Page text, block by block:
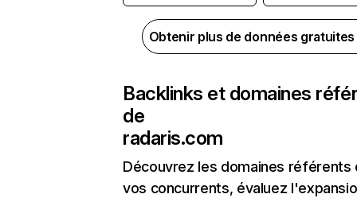
Obtenir plus de données
Backlinks et domaines
de
radaris.com
Découvrez les domaines référents
vos concurrents, évaluez